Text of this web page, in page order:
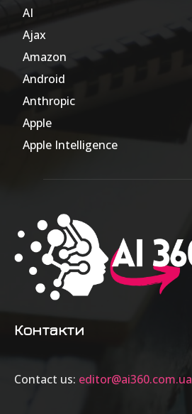
AI
Ajax
Amazon
Android
Anthropic
Apple
Apple Intelligence
Контакти
Contact us: editor@ai360.com.ua